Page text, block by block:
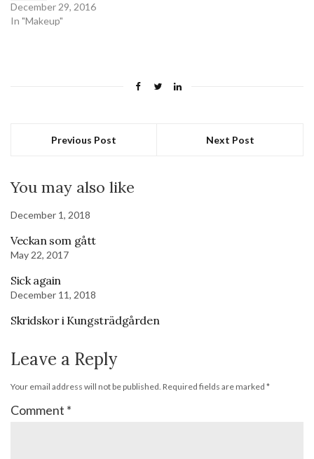
December 29, 2016
In "Makeup"
Previous Post Next Post
You may also like
December 1, 2018
Veckan som gått
May 22, 2017
Sick again
December 11, 2018
Skridskor i Kungsträdgården
Leave a Reply
Your email address will not be published. Required fields are marked *
Comment *